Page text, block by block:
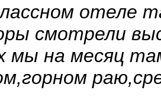
отеле
смотрели
мы на месяц